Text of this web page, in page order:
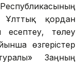
Ұлттық қордан
есептеу, төлеу
өзгерістер
Заңның